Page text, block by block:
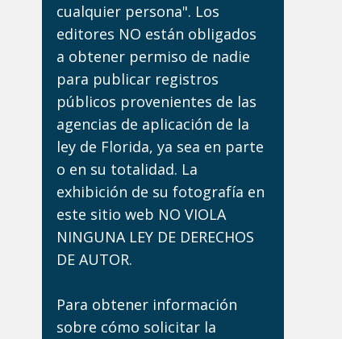
cualquier persona". Los
editores NO están obligados
a obtener permiso de nadie
para publicar registros
públicos provenientes de las
agencias de aplicación de la
ley de Florida, ya sea en parte
o en su totalidad. La
exhibición de su fotografía en
este sitio web NO VIOLA
NINGUNA LEY DE DERECHOS
DE AUTOR.
Para obtener información
sobre cómo solicitar la